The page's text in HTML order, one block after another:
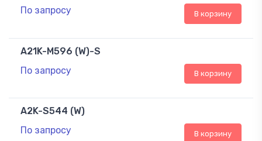
По запросу
В корзину
A21K-M596 (W)-S
По запросу
В корзину
A2K-S544 (W)
По запросу
В корзину